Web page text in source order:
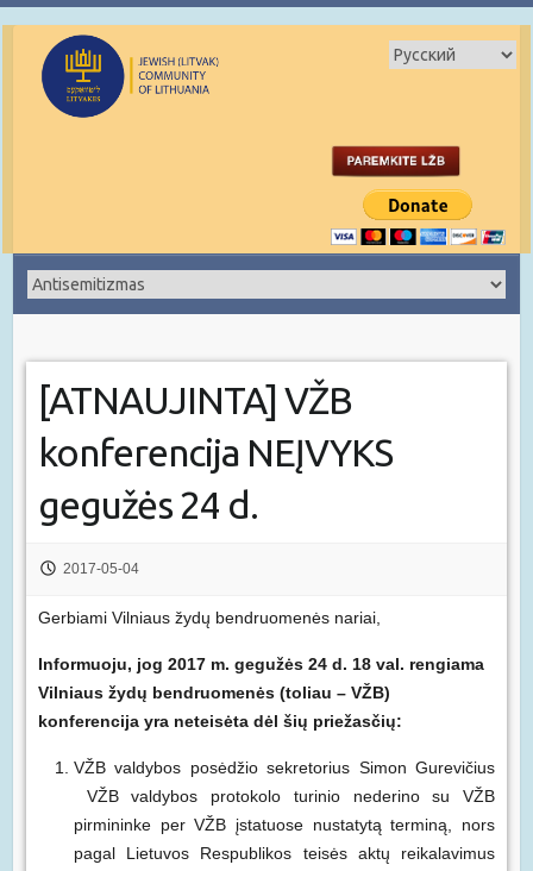
[ATNAUJINTA] VŽB
konferencija NEĮVYKS
gegužės 24 d.
2017-05-04
Gerbiami Vilniaus žydų bendruomenės nariai,
Informuoju, jog 2017 m. gegužės 24 d. 18 val. rengiama
Vilniaus žydų bendruomenės (toliau – VŽB)
konferencija yra neteisėta dėl šių priežasčių:
VŽB valdybos posėdžio sekretorius Simon Gurevičius
VŽB valdybos protokolo turinio nederino su VŽB
pirmininke per VŽB įstatuose nustatytą terminą, nors
pagal Lietuvos Respublikos teisės aktų reikalavimus